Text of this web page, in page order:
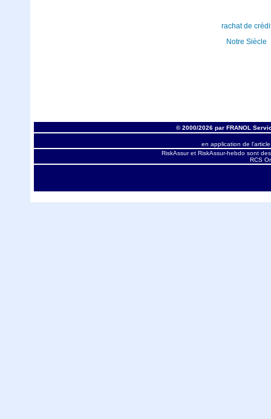
rachat de
Notre Siècle
© 2000/2026 par FRANOL
en application de
RiskAssur et RiskAssur-hebdo sont
RCS